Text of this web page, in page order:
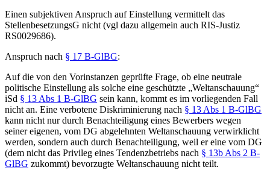
Einen subjektiven Anspruch auf Einstellung vermittelt das
StellenbesetzungsG nicht (vgl dazu allgemein auch RIS-Justiz
RS0029686).
Anspruch nach § 17 B-GlBG:
Auf die von den Vorinstanzen geprüfte Frage, ob eine neutrale
politische Einstellung als solche eine geschützte „Weltanschauung“
iSd § 13 Abs 1 B-GlBG sein kann, kommt es im vorliegenden Fall
nicht an. Eine verbotene Diskriminierung nach § 13 Abs 1 B-GlBG
kann nicht nur durch Benachteiligung eines Bewerbers wegen
seiner eigenen, vom DG abgelehnten Weltanschauung verwirklicht
werden, sondern auch durch Benachteiligung, weil er eine vom DG
(dem nicht das Privileg eines Tendenzbetriebs nach § 13b Abs 2 B-
GlBG zukommt) bevorzugte Weltanschauung nicht teilt.